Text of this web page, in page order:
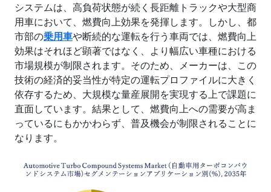
システムは、高負荷状態が続く長距離トラックや大型商
用車において、燃費向上効果を発揮します。しかし、都
市部の乗用車や断続的な運転を行う車両では、燃費向上
効果はそれほど顕著ではなく、より幅広い車種における
市場規模が制限されます。そのため、メーカーは、この
技術の経済的妥当性が特定の運転プロファイルに大きく
依存するため、大規模な量産展開を実現する上で課題に
直面しています。結果として、燃費向上への需要が高ま
っているにもかかわらず、普及機会が制限されることに
なります。